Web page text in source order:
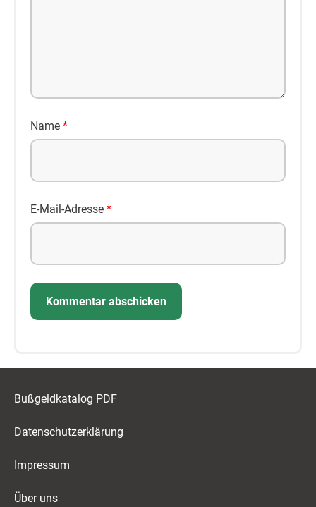
Name *
E-Mail-Adresse *
Bußgeldkatalog PDF
Datenschutzerklärung
Impressum
Über uns